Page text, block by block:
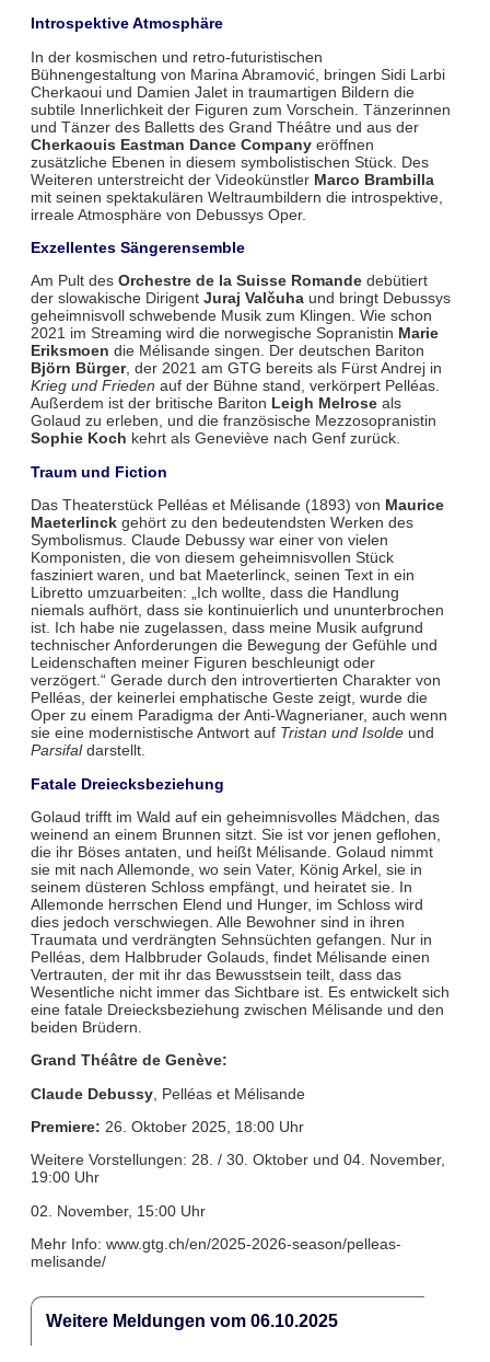
Introspektive Atmosphäre
In der kosmischen und retro-futuristischen
Bühnengestaltung von Marina Abramović, bringen Sidi Larbi
Cherkaoui und Damien Jalet in traumartigen Bildern die
subtile Innerlichkeit der Figuren zum Vorschein. Tänzerinnen
und Tänzer des Balletts des Grand Théâtre und aus der
Cherkaouis Eastman Dance Companyeröffnen
zusätzliche Ebenen in diesem symbolistischen Stück. Des
Weiteren unterstreicht der Videokünstler Marco Brambilla
mit seinen spektakulären Weltraumbildern die introspektive,
irreale Atmosphäre von Debussys Oper.
Exzellentes Sängerensemble
Am Pult des Orchestre de la Suisse Romandedebütiert
der slowakische Dirigent Juraj Valčuhaund bringt Debussys
geheimnisvoll schwebende Musik zum Klingen. Wie schon
2021 im Streaming wird die norwegische Sopranistin Marie
Eriksmoen die Mélisande singen. Der deutschen Bariton
Björn Bürger, der 2021 am GTG bereits als Fürst Andrej in
Krieg und Frieden auf der Bühne stand, verkörpert Pelléas.
Außerdem ist der britische Bariton Leigh Melroseals
Golaud zu erleben, und die französische Mezzosopranistin
Sophie Koch kehrt als Geneviève nach Genf zurück.
Traum und Fiction
Das Theaterstück Pelléas et Mélisande (1893) von Maurice
Maeterlinckgehört zu den bedeutendsten Werken des
Symbolismus. Claude Debussy war einer von vielen
Komponisten, die von diesem geheimnisvollen Stück
fasziniert waren, und bat Maeterlinck, seinen Text in ein
Libretto umzuarbeiten: „Ich wollte, dass die Handlung
niemals aufhört, dass sie kontinuierlich und ununterbrochen
ist. Ich habe nie zugelassen, dass meine Musik aufgrund
technischer Anforderungen die Bewegung der Gefühle und
Leidenschaften meiner Figuren beschleunigt oder
verzögert.“ Gerade durch den introvertierten Charakter von
Pelléas, der keinerlei emphatische Geste zeigt, wurde die
Oper zu einem Paradigma der Anti-Wagnerianer, auch wenn
sie eine modernistische Antwort auf Tristan und Isoldeund
Parsifaldarstellt.
Fatale Dreiecksbeziehung
Golaud trifft im Wald auf ein geheimnisvolles Mädchen, das
weinend an einem Brunnen sitzt. Sie ist vor jenen geflohen,
die ihr Böses antaten, und heißt Mélisande. Golaud nimmt
sie mit nach Allemonde, wo sein Vater, König Arkel, sie in
seinem düsteren Schloss empfängt, und heiratet sie. In
Allemonde herrschen Elend und Hunger, im Schloss wird
dies jedoch verschwiegen. Alle Bewohner sind in ihren
Traumata und verdrängten Sehnsüchten gefangen. Nur in
Pelléas, dem Halbbruder Golauds, findet Mélisande einen
Vertrauten, der mit ihr das Bewusstsein teilt, dass das
Wesentliche nicht immer das Sichtbare ist. Es entwickelt sich
eine fatale Dreiecksbeziehung zwischen Mélisande und den
beiden Brüdern.
Grand Théâtre de Genève:
Claude Debussy, Pelléas et Mélisande
Premiere: 26. Oktober 2025, 18:00 Uhr
Weitere Vorstellungen: 28. / 30. Oktober und 04. November,
19:00 Uhr
02. November, 15:00 Uhr
Mehr Info: www.gtg.ch/en/2025-2026-season/pelleas-
melisande/
Weitere Meldungen vom 06.10.2025